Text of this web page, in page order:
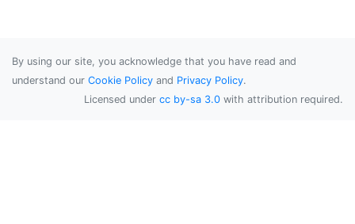
By using our site, you acknowledge that you have read and
understand our Cookie Policy and Privacy Policy.
Licensed under cc by-sa 3.0 with attribution required.